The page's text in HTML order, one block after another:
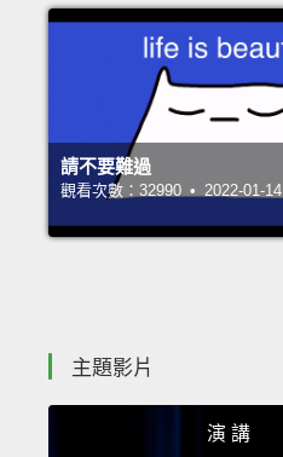
請不要難過
觀看次數：32990 • 2022-01-14
主題影片
演 講